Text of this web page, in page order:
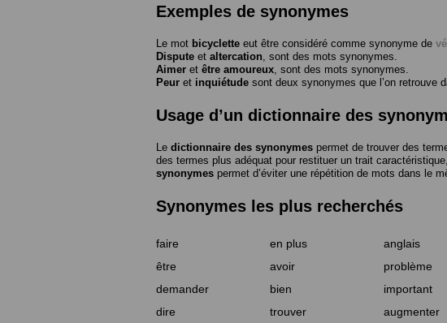
Exemples de synonymes
Le mot bicyclette eut être considéré comme synonyme de
Dispute et altercation , sont des mots synonymes.
Aimer et être amoureux , sont des mots synonymes.
Peur et inquiétude sont deux synonymes que l’on retrouve
Usage d’un dictionnaire des
Le dictionnaire des synonymes permet de trouver des
des termes plus adéquat pour restituer un trait
synonymes permet d’éviter une répétition de mots dans le
Synonymes les plus recherchés
faire en plus anglais
être
avoir problème
demander
bien important
dire
trouver augmenter